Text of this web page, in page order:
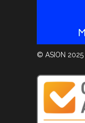
© ASION 2025